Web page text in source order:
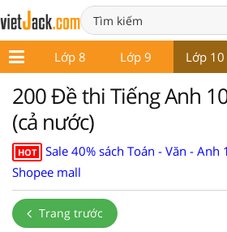
7 Lớp 8 Lớp 9 Lớp 10
200 Đề thi Tiếng Anh
(cả nước)
HOT
Sale 40% sách Toán - Văn -
Shopee mall
Trang trước